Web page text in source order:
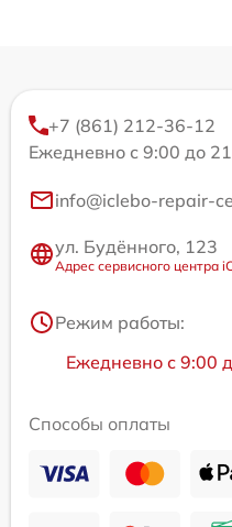
+7 (861) 212-36-12
Ежедневно с 9:00 до
info@iclebo-repair-
ул. Будённого, 123
Адрес сервисного центра
Режим работы:
Ежедневно с 9:00
Способы оплаты